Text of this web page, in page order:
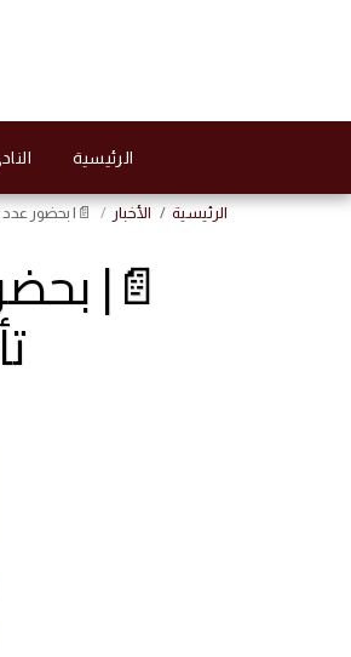
الرئيسية
الرئيسية الأخبار 📄| بحضور عدد
📄|